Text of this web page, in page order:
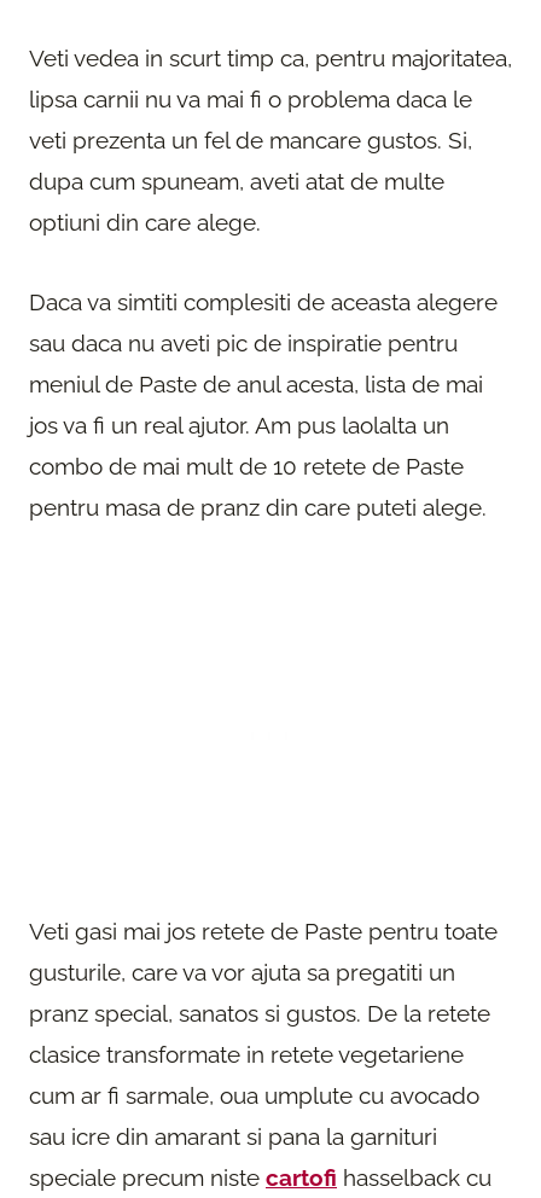
Veti vedea in scurt timp ca, pentru majoritatea,
lipsa carnii nu va mai fi o problema daca le
veti prezenta un fel de mancare gustos. Si,
dupa cum spuneam, aveti atat de multe
optiuni din care alege.
Daca va simtiti complesiti de aceasta alegere
sau daca nu aveti pic de inspiratie pentru
meniul de Paste de anul acesta, lista de mai
jos va fi un real ajutor. Am pus laolalta un
combo de mai mult de 10 retete de Paste
pentru masa de pranz din care puteti alege.
Veti gasi mai jos retete de Paste pentru toate
gusturile, care va vor ajuta sa pregatiti un
pranz special, sanatos si gustos. De la retete
clasice transformate in retete vegetariene
cum ar fi sarmale, oua umplute cu avocado
sau icre din amarant si pana la garnituri
speciale precum niste cartofi hasselback cu